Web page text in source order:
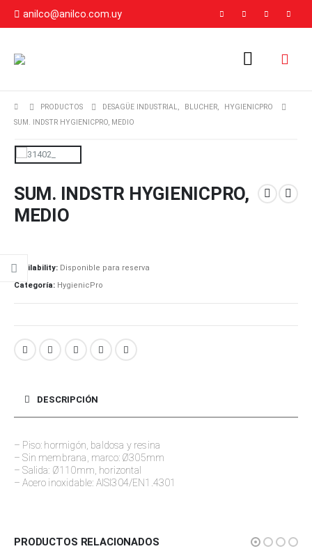
anilco@anilco.com.uy
PRODUCTOS DESAGÜE INDUSTRIAL, BLUCHER,
HYGIENICPRO
SUM. INDSTR HYGIENICPRO, MEDIO
SUM. INDSTR HYGIENICPRO,
MEDIO
Availability: Disponible para reserva
Categoría: HygienicPro
DESCRIPCIÓN
– Piso: hormigón, baldosa y resina
– Sin membrana, marco: Ø305mm
– Salida: Ø110mm, horizontal
– Acero inoxidable: AISI304/EN1.4301
PRODUCTOS RELACIONADOS